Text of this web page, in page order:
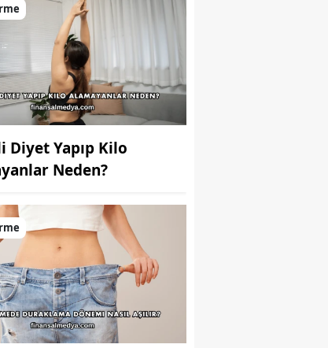
Diyet Yapıp Kilo
Neden?